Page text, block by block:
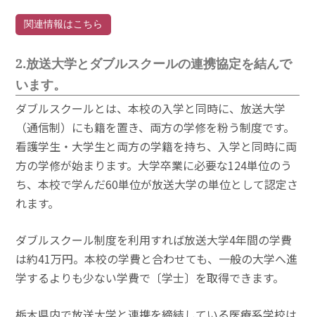
関連情報はこちら
2.放送大学とダブルスクールの連携協定を結んで
います。
ダブルスクールとは、本校の入学と同時に、放送大学
（通信制）にも籍を置き、両方の学修を粉う制度です。
看護学生・大学生と両方の学籍を持ち、入学と同時に両
方の学修が始まります。大学卒業に必要な124単位のう
ち、本校で学んだ60単位が放送大学の単位として認定さ
れます。
ダブルスクール制度を利用すれば放送大学4年間の学費
は約41万円。本校の学費と合わせても、一般の大学へ進
学するよりも少ない学費で〔学士〕を取得できます。